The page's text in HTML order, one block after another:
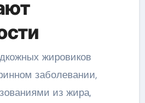
жировиков
заболевании,
из жира,